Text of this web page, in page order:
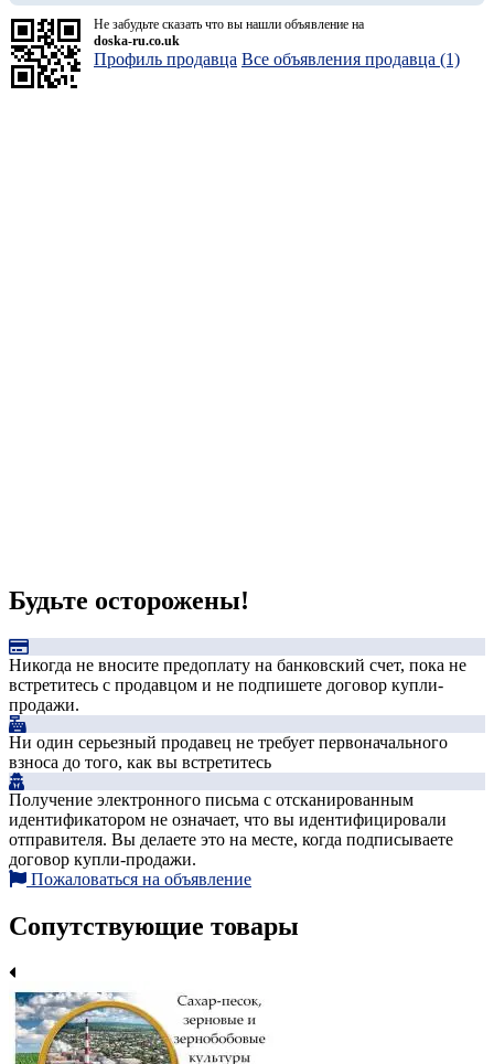
Не забудьте сказать что вы нашли объявление на
doska-ru.co.uk
Профиль продавца Все объявления продавца (1)
Будьте осторожены!
Никогда не вносите предоплату на банковский счет, пока не
встретитесь с продавцом и не подпишете договор купли-
продажи.
Ни один серьезный продавец не требует первоначального
взноса до того, как вы встретитесь
Получение электронного письма с отсканированным
идентификатором не означает, что вы идентифицировали
отправителя. Вы делаете это на месте, когда подписываете
договор купли-продажи.
Пожаловаться на объявление
Сопутствующие товары